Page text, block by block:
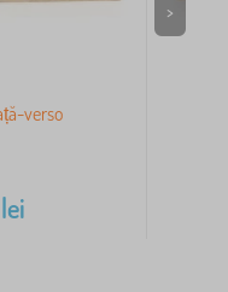
verso
lei
>